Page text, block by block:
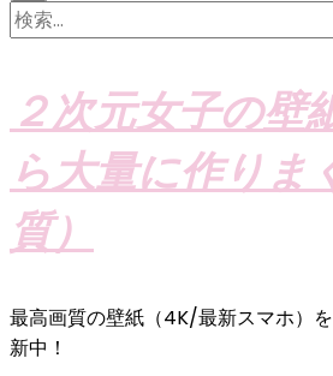
検
索:
２次元女子の壁
ら大量に作りま
質）
最高画質の壁紙（4K/最新スマホ）
新中！